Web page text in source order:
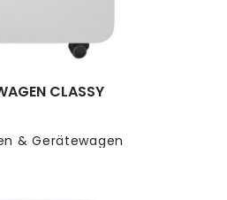
& Gerätewagen
CLASSY